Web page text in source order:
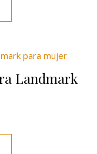
Landmark